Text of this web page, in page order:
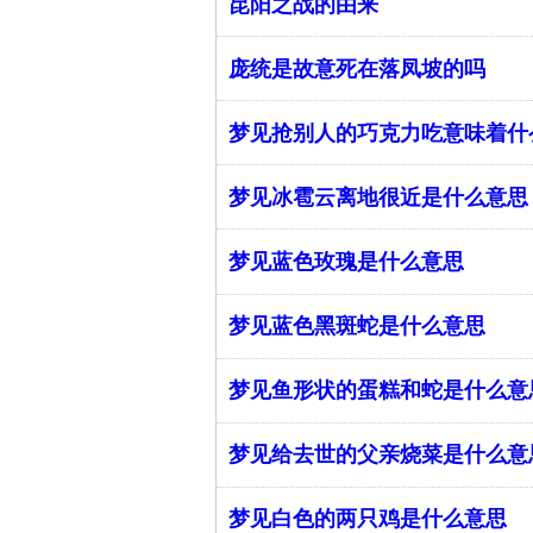
庞统是故意死在落凤坡的吗
梦见抢别人的巧克力吃意味着什
梦见冰雹云离地很近是什么意思
梦见蓝色玫瑰是什么意思
梦见蓝色黑斑蛇是什么意思
梦见鱼形状的蛋糕和蛇是什么意
梦见给去世的父亲烧菜是什么意
梦见白色的两只鸡是什么意思